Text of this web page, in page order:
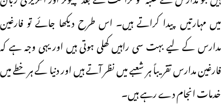
میں مہارتیں پیدا کراتے ہیں۔ اس طرح دیکھا جائے تو فارغین
مدارس کے لیے بہت سی راہیں کھلی ہوتی ہیں اور یہی وجہ ہے کہ
فارغین مدارس تقریباً ہر شعبے میں نظر آتے ہیں اور دنیا کے ہر خطے میں
خدمات انجام دے رہے ہیں۔